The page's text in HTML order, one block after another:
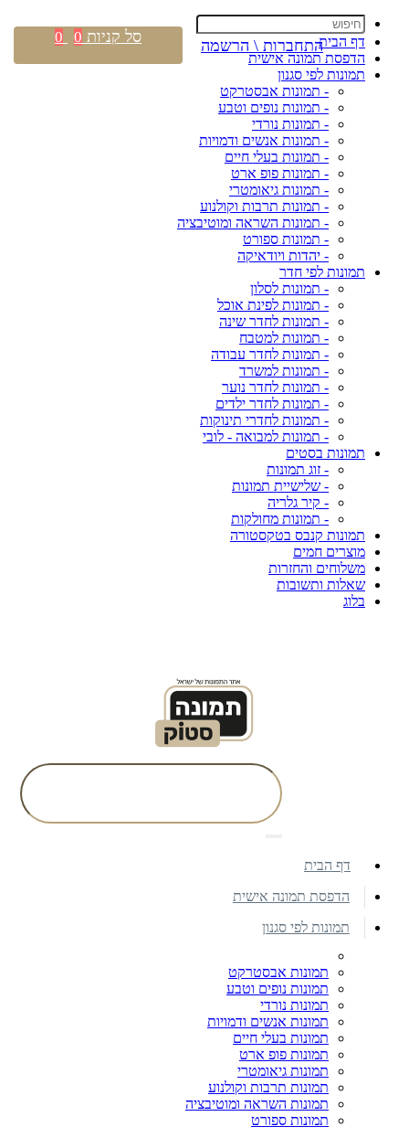
דף הבית
הדפסת תמונה אישית
תמונות לפי סגנון
- תמונות אבסטרקט
- תמונות נופים וטבע
- תמונות נורדי
- תמונות אנשים ודמויות
- תמונות בעלי חיים
- תמונות פופ ארט
- תמונות גיאומטרי
- תמונות תרבות וקולנוע
- תמונות השראה ומוטיבציה
- תמונות ספורט
- יהדות ויודאיקה
תמונות לפי חדר
- תמונות לסלון
- תמונות לפינת אוכל
- תמונות לחדר שינה
- תמונות למטבח
- תמונות לחדר עבודה
- תמונות למשרד
- תמונות לחדר נוער
- תמונות לחדר ילדים
- תמונות לחדרי תינוקות
- תמונות למבואה - לובי
תמונות בסטים
- זוג תמונות
- שלישיית תמונות
- קיר גלריה
- תמונות מחולקות
תמונות קנבס בטקסטורה
מוצרים חמים
משלוחים והחזרות
שאלות ותשובות
בלוג
התחברות \ הרשמה סל קניות 0
0
דף הבית
הדפסת תמונה אישית
תמונות לפי סגנון
תמונות אבסטרקט
תמונות נופים וטבע
תמונות נורדי
תמונות אנשים ודמויות
תמונות בעלי חיים
תמונות פופ ארט
תמונות גיאומטרי
תמונות תרבות וקולנוע
תמונות השראה ומוטיבציה
תמונות ספורט